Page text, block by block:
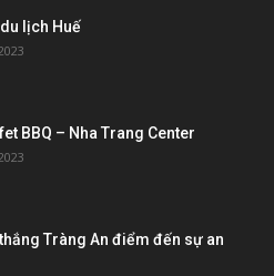
lịch Huế
BBQ – Nha Trang Center
Tràng An điểm đến sự an